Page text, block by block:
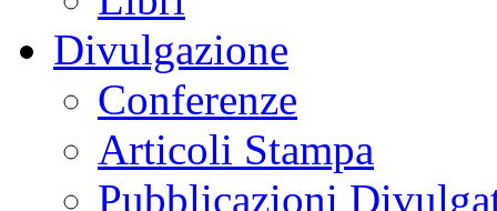
Divulgazione
Conferenze
Articoli Stampa
Pubblicazioni